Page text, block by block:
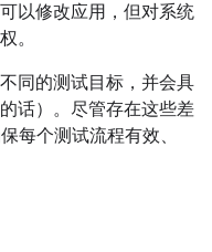
以修改应用，但对系统
。
同的测试目标，并会具
话）。尽管存在这些差
每个测试流程有效、